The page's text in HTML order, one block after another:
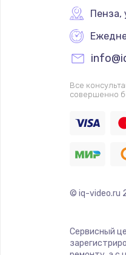
Пенза,
Все
совершенно
© iq-video.ru
Сервисный